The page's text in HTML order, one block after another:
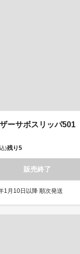
ーサボスリッパ501
)残り5
販売終了
1月10日以降 順次発送